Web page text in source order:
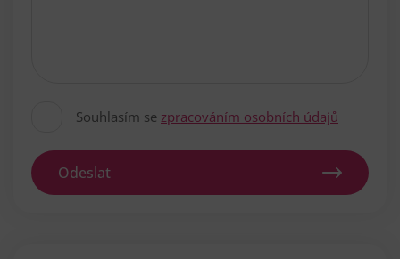
Souhlasím se zpracováním osobních údajů
Odeslat